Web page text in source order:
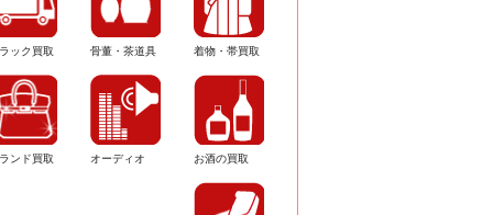
ック買取 骨董・茶道具 着物・帯買取
ンド買取 オーディオ お酒の買取